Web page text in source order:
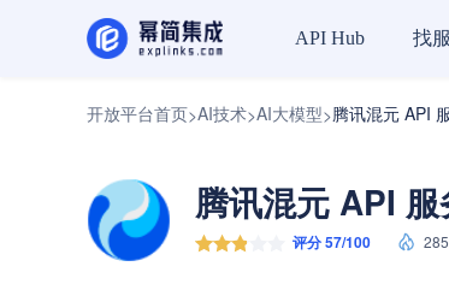
API Hub 找
开放平台首页>AI技术>AI大模型>腾讯混元 API
腾讯混元 API
评分 57/100 285